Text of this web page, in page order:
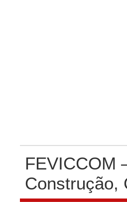
FEVICCOM
Construção,